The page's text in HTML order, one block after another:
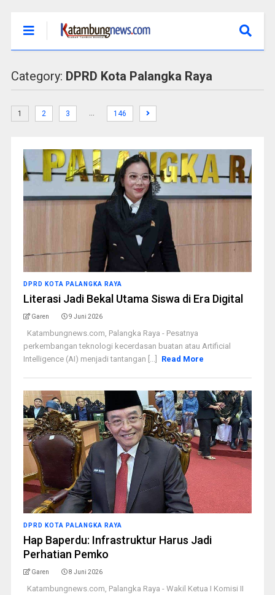
Category: DPRD Kota Palangka Raya
1 2 3 … 146
DPRD KOTA PALANGKA RAYA
Literasi Jadi Bekal Utama Siswa di Era Digital
Garen 9 Juni 2026
Katambungnews.com, Palangka Raya - Pesatnya
perkembangan teknologi kecerdasan buatan atau Artificial
Intelligence (AI) menjadi tantangan [...]
Read More
DPRD KOTA PALANGKA RAYA
Hap Baperdu: Infrastruktur Harus Jadi
Perhatian Pemko
Garen 8 Juni 2026
Katambungnews.com, Palangka Raya - Wakil Ketua I Komisi II